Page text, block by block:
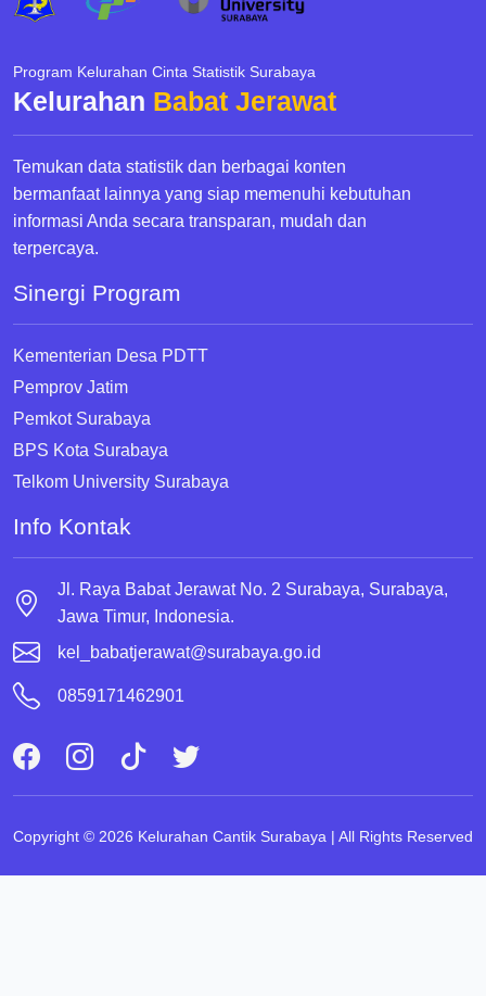
Program Kelurahan Cinta Statistik Surabaya
Kelurahan Babat Jerawat
Temukan data statistik dan berbagai konten
bermanfaat lainnya yang siap memenuhi kebutuhan
informasi Anda secara transparan, mudah dan
terpercaya.
Sinergi Program
Kementerian Desa PDTT
Pemprov Jatim
Pemkot Surabaya
BPS Kota Surabaya
Telkom University Surabaya
Info Kontak
Jl. Raya Babat Jerawat No. 2 Surabaya, Surabaya,
Jawa Timur, Indonesia.
kel_babatjerawat@surabaya.go.id
0859171462901
Copyright © 2026 Kelurahan Cantik Surabaya | All Rights Reserved